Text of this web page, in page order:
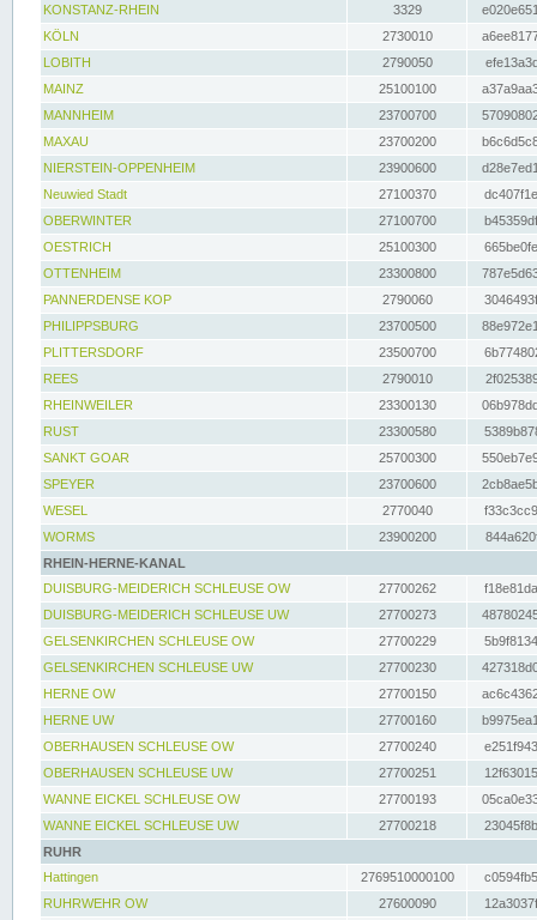
KONSTANZ-RHEIN
3329
KÖLN
2730010
LOBITH
2790050
MAINZ
25100100
MANNHEIM
23700700
MAXAU
23700200
NIERSTEIN-OPPENHEIM
23900600
Neuwied Stadt
27100370
OBERWINTER
27100700
OESTRICH
25100300
OTTENHEIM
23300800
PANNERDENSE KOP
2790060
PHILIPPSBURG
23700500
PLITTERSDORF
23500700
REES
2790010
RHEINWEILER
23300130
RUST
23300580
SANKT GOAR
25700300
SPEYER
23700600
WESEL
2770040
WORMS
23900200
RHEIN-HERNE-KANAL
DUISBURG-MEIDERICH SCHLEUSE OW
27700262
DUISBURG-MEIDERICH SCHLEUSE UW
27700273
GELSENKIRCHEN SCHLEUSE OW
27700229
GELSENKIRCHEN SCHLEUSE UW
27700230
HERNE OW
27700150
HERNE UW
27700160
OBERHAUSEN SCHLEUSE OW
27700240
OBERHAUSEN SCHLEUSE UW
27700251
WANNE EICKEL SCHLEUSE OW
27700193
WANNE EICKEL SCHLEUSE UW
27700218
RUHR
Hattingen
2769510000100
RUHRWEHR OW
27600090